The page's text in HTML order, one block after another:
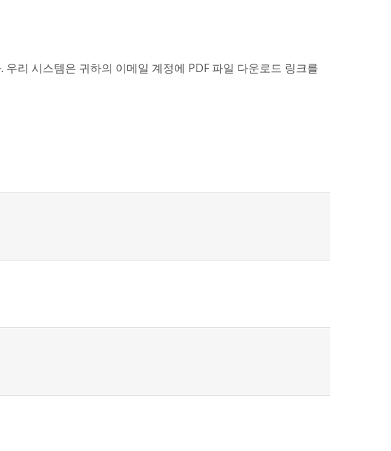
리 시스템은 귀하의 이메일 계정에 PDF 파일 다운로드 링크를